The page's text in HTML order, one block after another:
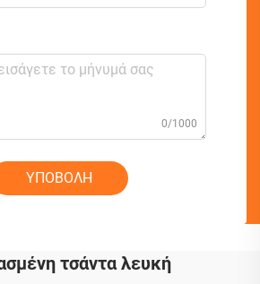
0/1000
ΥΠΟΒΟΛΗ
τσάντα λευκή